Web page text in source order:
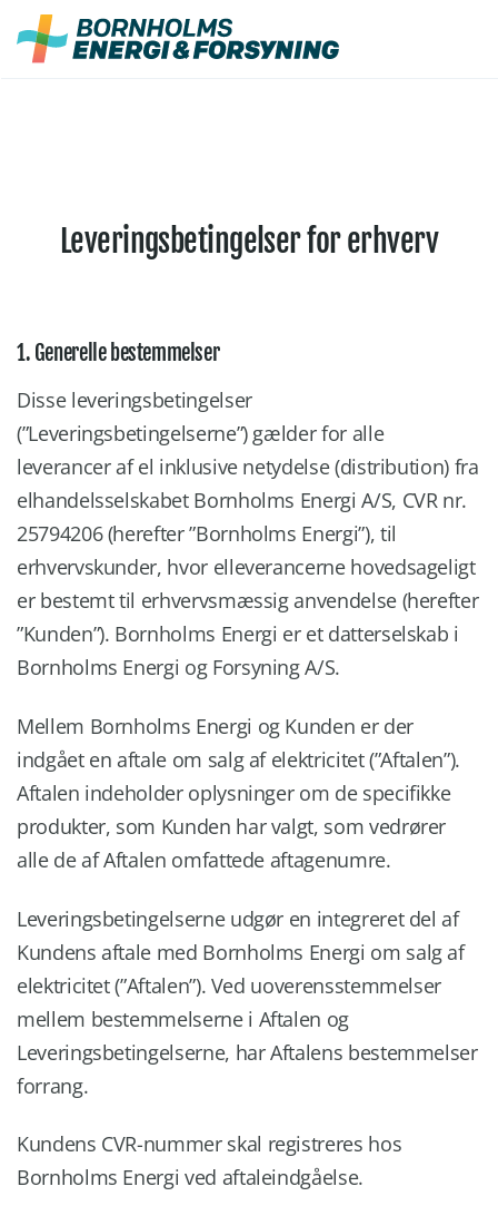
Fortsæt
indhold
Leveringsbetingelser for erhverv
1. Generelle bestemmelser
Disse leveringsbetingelser
(”Leveringsbetingelserne”) gælder for alle
leverancer af el inklusive netydelse (distribution) fra
elhandelsselskabet Bornholms Energi A/S, CVR nr.
25794206 (herefter ”Bornholms Energi”), til
erhvervskunder, hvor elleverancerne hovedsageligt
er bestemt til erhvervsmæssig anvendelse (herefter
”Kunden”). Bornholms Energi er et datterselskab i
Bornholms Energi og Forsyning A/S.
Mellem Bornholms Energi og Kunden er der
indgået en aftale om salg af elektricitet (”Aftalen”).
Aftalen indeholder oplysninger om de specifikke
produkter, som Kunden har valgt, som vedrører
alle de af Aftalen omfattede aftagenumre.
Leveringsbetingelserne udgør en integreret del af
Kundens aftale med Bornholms Energi om salg af
elektricitet (”Aftalen”). Ved uoverensstemmelser
mellem bestemmelserne i Aftalen og
Leveringsbetingelserne, har Aftalens bestemmelser
forrang.
Kundens CVR-nummer skal registreres hos
Bornholms Energi ved aftaleindgåelse.